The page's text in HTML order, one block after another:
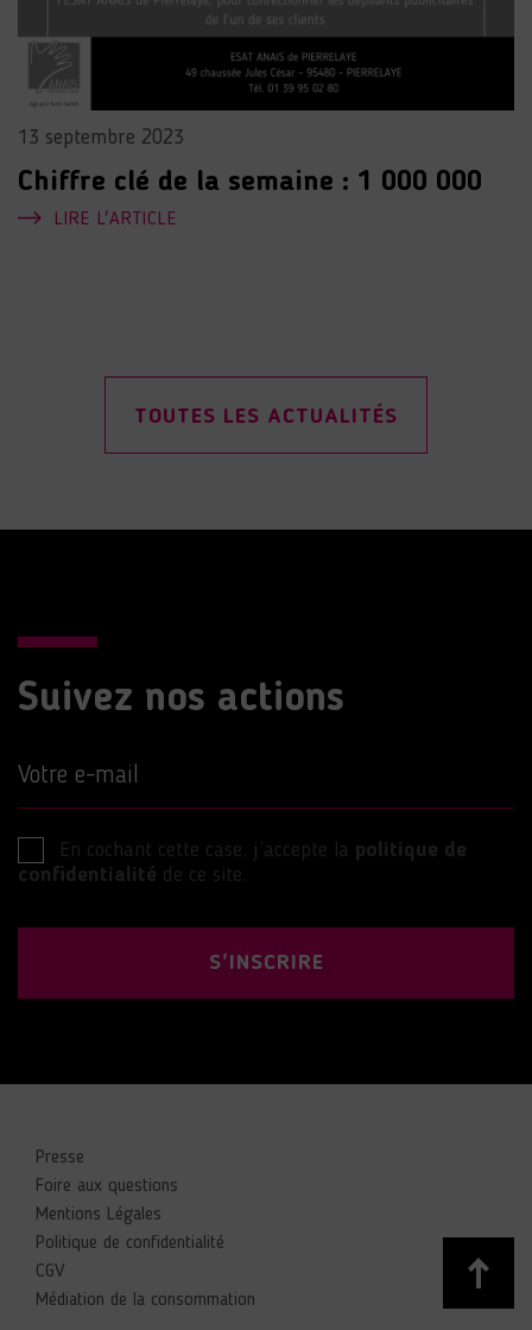
13 septembre 2023
Chiffre clé de la semaine : 1 000 000
LIRE L'ARTICLE
TOUTES LES ACTUALITÉS
Suivez nos actions
Votre e-mail
En cochant cette case, j’accepte la politique de
confidentialité de ce site.
S'INSCRIRE
Presse
Foire aux questions
Mentions Légales
Politique de confidentialité
CGV
Médiation de la consommation